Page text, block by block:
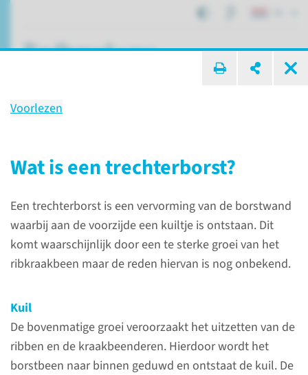
Voorlezen
Wat is een trechterborst?
Een trechterborst is een vervorming van de borstwand
waarbij aan de voorzijde een kuiltje is ontstaan. Dit
komt waarschijnlijk door een te sterke groei van het
ribkraakbeen maar de reden hiervan is nog onbekend.
Kuil
De bovenmatige groei veroorzaakt het uitzetten van de
ribben en de kraakbeenderen. Hierdoor wordt het
borstbeen naar binnen geduwd en ontstaat de kuil. De
Wat is een
trechterborst?
vervorming van de borstwand
waarbij aan de voorzijde een
kuiltje is ontstaan.